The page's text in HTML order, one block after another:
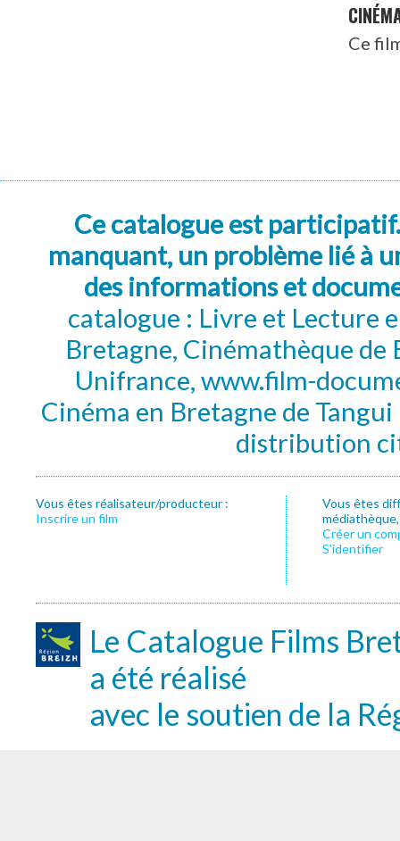
Ce
Ce catalogue est
manquant, un problème lié à
des informations et
catalogue : Livre et Lecture
Bretagne, Cinémathèque de
Unifrance, www.film-
Cinéma en Bretagne de
distribution
Vous êtes réalisateur/producteur :
Inscrire un film
Vous êtes
Créer un
S’identifier
Le Catalogue Films
a été réalisé
avec le soutien de la